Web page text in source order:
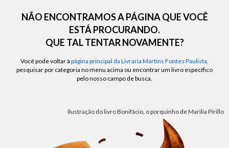
NÃO ENCONTRAMOS A PÁGINA QUE VOCÊ
ESTÁ PROCURANDO.
QUE TAL TENTAR NOVAMENTE?
Você pode voltar à página principal da Livraria Martins Fontes Paulista,
pesquisar por categoria no menu acima ou encontrar um livro específico
pelo nosso campo de busca.
Ilustração do livro Bonifácio, o porquinho de Marilia Pirillo